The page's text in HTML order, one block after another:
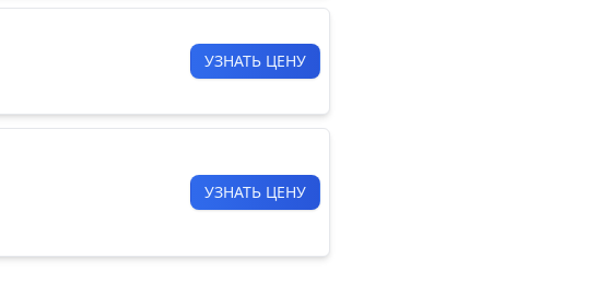
УЗНАТЬ ЦЕНУ
УЗНАТЬ ЦЕНУ